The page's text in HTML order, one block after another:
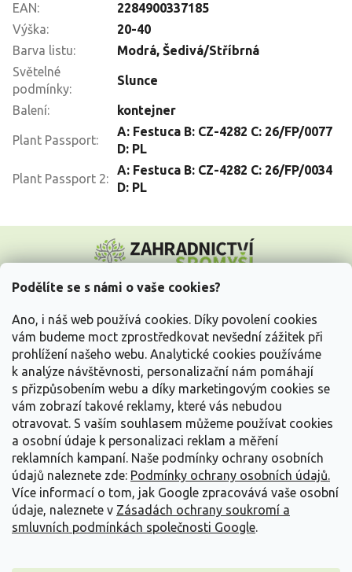
Podělíte se s námi o vaše cookies?
Ano, i náš web používá cookies. Díky povolení cookies
vám budeme moct zprostředkovat nevšední zážitek při
prohlížení našeho webu. Analytické cookies používáme
k analýze návštěvnosti, personalizační nám pomáhají
s přizpůsobením webu a díky marketingovým cookies se
vám zobrazí takové reklamy, které vás nebudou
otravovat. S vaším souhlasem můžeme používat cookies
a osobní údaje k personalizaci reklam a měření
reklamních kampaní. Naše podmínky ochrany osobních
údajů naleznete zde: Podmínky ochrany osobních údajů.
Více informací o tom, jak Google zpracovává vaše osobní
údaje, naleznete v Zásadách ochrany soukromí a
smluvních podmínkách společnosti Google.
EAN:
2284900337185
Výška:
20-40
Barva listu: Modrá, Šedivá/Stříbrná
Světelné
podmínky:
Slunce
Balení: kontejner
Plant Passport:
A: Festuca B: CZ-4282 C: 26/FP/0077
D: PL
Plant Passport 2:
A: Festuca B: CZ-4282 C: 26/FP/0034
D: PL
p
Vše o nákupu
Informace pro Vás
Kontakujte nás